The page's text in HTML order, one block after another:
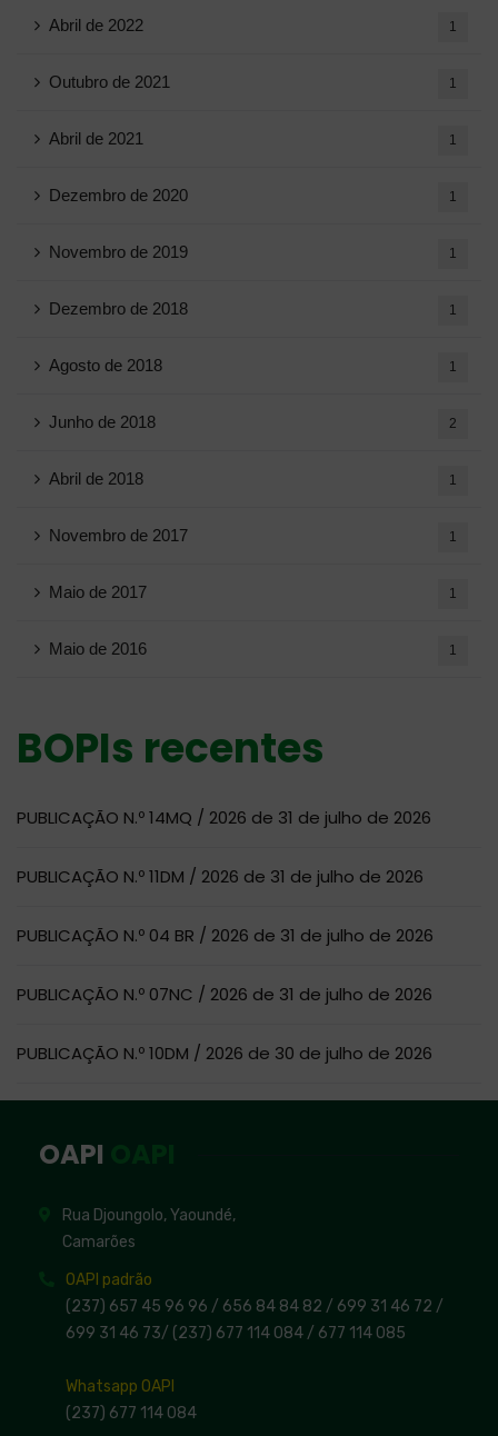
Abril de 2022 1
Outubro de 2021 1
Abril de 2021 1
Dezembro de 2020 1
Novembro de 2019 1
Dezembro de 2018 1
Agosto de 2018 1
Junho de 2018 2
Abril de 2018 1
Novembro de 2017 1
Maio de 2017 1
Maio de 2016 1
BOPIs recentes
PUBLICAÇÃO N.º 14MQ / 2026 de 31 de julho de 2026
PUBLICAÇÃO N.º 11DM / 2026 de 31 de julho de 2026
PUBLICAÇÃO N.º 04 BR / 2026 de 31 de julho de 2026
PUBLICAÇÃO N.º 07NC / 2026 de 31 de julho de 2026
PUBLICAÇÃO N.º 10DM / 2026 de 30 de julho de 2026
OAPI
Rua Djoungolo, Yaoundé,
Camarões
OAPI padrão
(237) 657 45 96 96 / 656 84 84 82 / 699 31 46 72 /
699 31 46 73/ (237) 677 114 084 / 677 114 085
Whatsapp OAPI
(237) 677 114 084